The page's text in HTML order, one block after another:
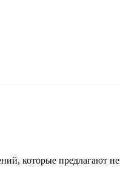
которые предлагают